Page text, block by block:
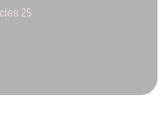
25 articles